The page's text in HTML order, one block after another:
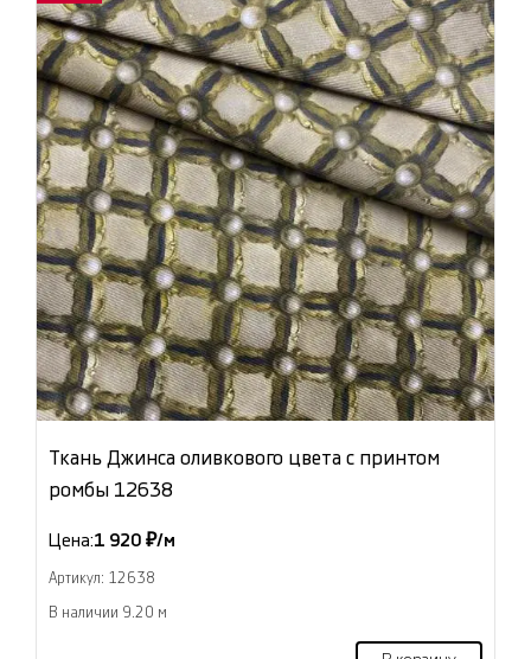
Ткань Джинса оливкового цвета с принтом
ромбы 12638
Цена:1 920 ₽/м
Артикул: 12638
В наличии 9.20 м